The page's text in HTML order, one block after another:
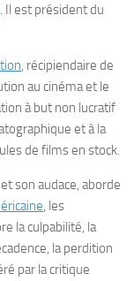
. Il est président du
, récipiendaire de
au cinéma et le
à but non lucratif
et à la
de films en stock.
son audace, aborde
, les
la culpabilité, la
la perdition
par la critique